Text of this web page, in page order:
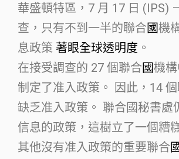
華盛頓特區，7 月 17 日 (IPS)
查，只有不到一半的聯合國機
息政策 著眼全球透明度 。
在接受調查的 27 個聯合國機
制定了准入政策。 因此，14
缺乏准入政策。 聯合國秘書處
信息的政策，這樹立了一個糟
其他沒有准入政策的重要聯合